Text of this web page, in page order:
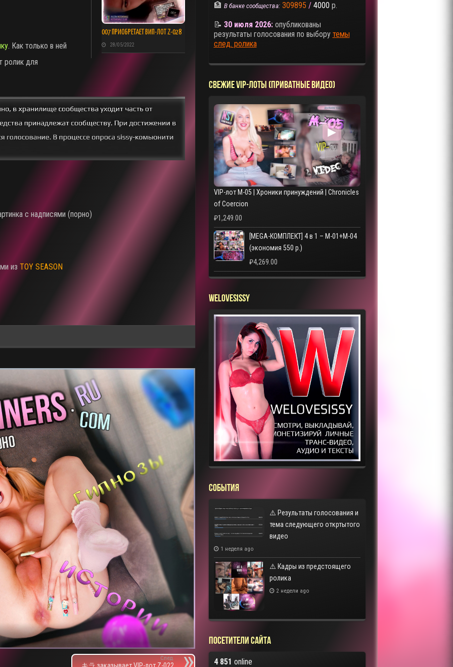
007 ПРИОБРЕТАЕТ ВИП-ЛОТ Z-028
28/05/2022
. Как только в ней
ролик для
из TOY SEASON
След.
🏦 В банке сообщества: 309895 / 4000 р.
📝 30 июля 2026:опубликованы
результаты голосования по выбору темы
след. ролика
СВЕЖИЕ VIP-ЛОТЫ (ПРИВАТНЫЕ ВИДЕО)
▶
VIP-лот M-05 | Хроники принуждений | Chronicles
of Coercion
₽1,249.00
[MEGA-КОМПЛЕКТ] 4 в 1 – M-01+M-04
(экономия 550 р.)
₽4,269.00
WELOVESISSY
СОБЫТИЯ
⚠️ Результаты голосования и
тема следующего откртытого
видео
1 неделя ago
⚠️ Кадры из предстоящего
ролика
2 недели ago
Посетители сайта
4 851 online